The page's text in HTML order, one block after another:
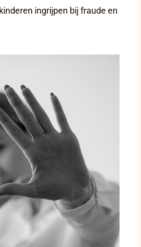
ingrijpen bij fraude en